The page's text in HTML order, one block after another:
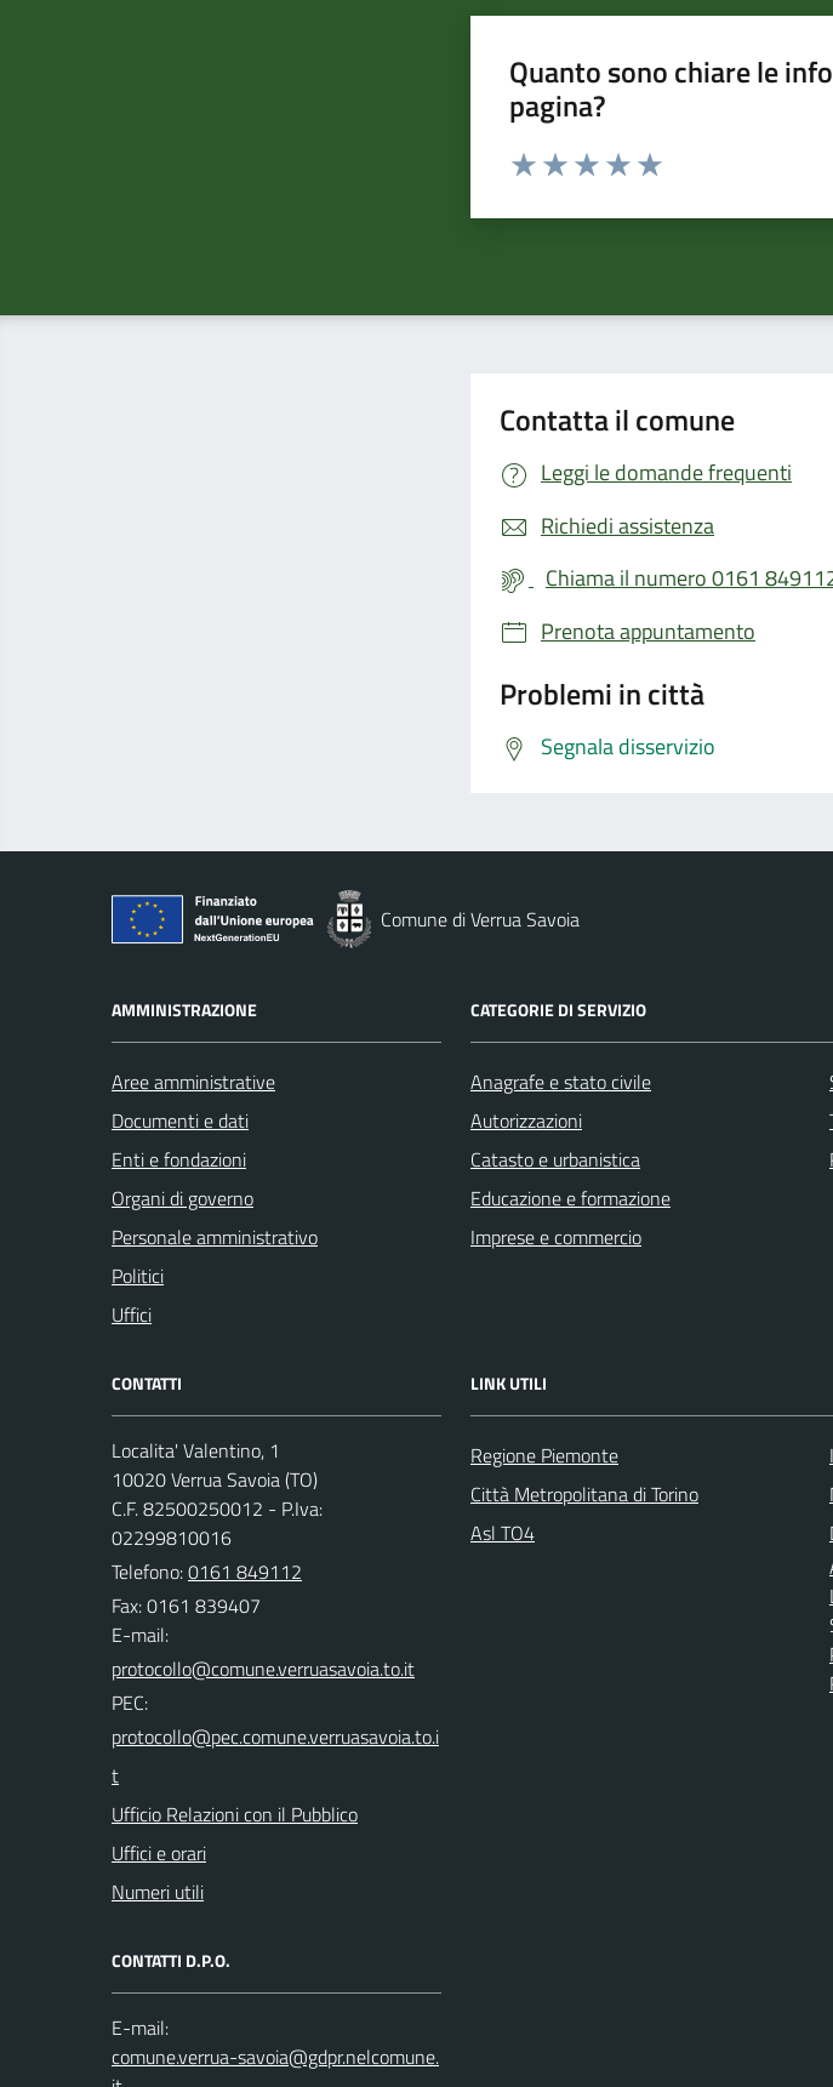
Quanto sono chiare le
pagina?
Valuta da 1 a 5 stelle la pagina
Contatta il comune
Leggi le domande frequenti
Richiedi assistenza
Chiama il numero 0161
Prenota appuntamento
Problemi in città
Segnala disservizio
Comune di Verrua Savoia
AMMINISTRAZIONE
Aree amministrative
Documenti e dati
Enti e fondazioni
Organi di governo
Personale amministrativo
Politici
Uffici
CATEGORIE DI SERVIZIO
Anagrafe e stato civile
Autorizzazioni
Catasto e urbanistica
Educazione e formazione
Imprese e commercio
CONTATTI
Localita' Valentino, 1
10020 Verrua Savoia (TO)
C.F. 82500250012 - P.Iva:
02299810016
Telefono:0161 849112
Fax: 0161 839407
E-mail:
PEC:
Ufficio Relazioni con il Pubblico
Uffici e orari
Numeri utili
CONTATTI D.P.O.
E-mail:
LINK UTILI
Regione Piemonte
Città Metropolitana di Torino
Asl TO4